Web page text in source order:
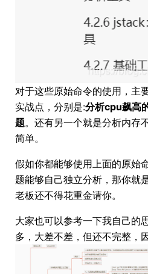
对于这些原始命令的使用，主
实战点，分别是:分析cpu飙高
题。还有另一个就是分析内存
简单。
假如你都能够使用上面的原始
题能够自己独立分析，那你就
老板还不得花重金请你。
大家也可以参考一下我自己的
多，大差不差，但还不完整，